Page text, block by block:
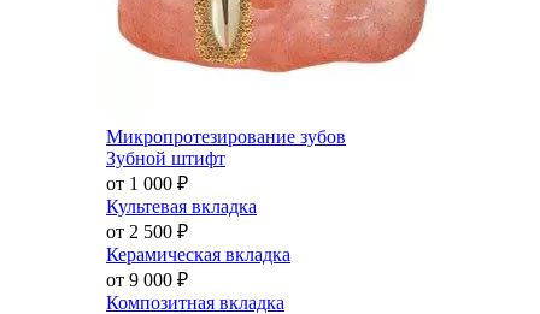
Микропротезирование зубов
Зубной штифт
от 1 000 ₽
Культевая вкладка
от 2 500 ₽
Керамическая вкладка
от 9 000 ₽
Композитная вкладка